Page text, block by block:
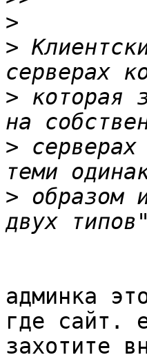
>
>
> которая
>
> образом
админка
где сайт.
захотите